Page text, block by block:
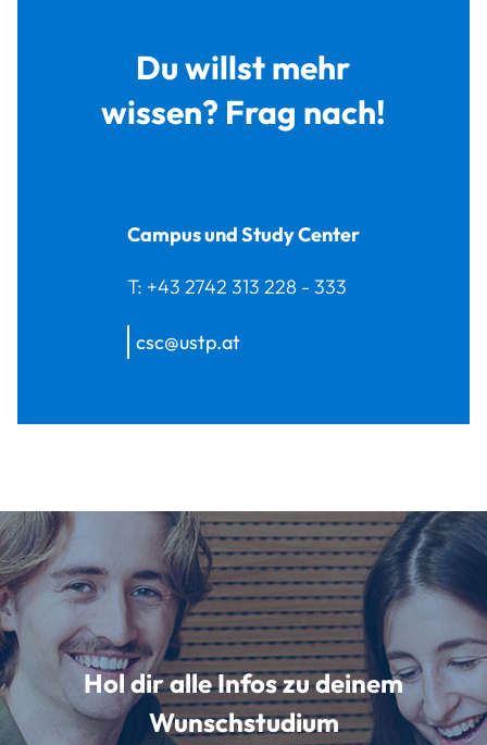
Du willst mehr
wissen? Frag nach!
Campus und Study Center
T: +43 2742 313 228 - 333
csc@ustp.at
Hol dir alle Infos zu deinem
Wunschstudium